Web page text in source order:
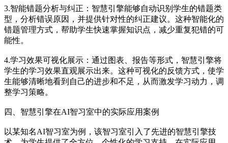
3.智能错题分析与纠正：智慧引擎能够自动识别学生的错题类
型，分析错误原因，并提供针对性的纠正建议。这种智能化的
错题管理方式，帮助学生快速掌握知识点，减少重复犯错的可
能性。
4.学习效果可视化展示：通过图表、报告等形式，智慧引擎将
学生的学习效果直观展示出来。这种可视化的反馈方式，使学
生能够清晰地看到自己的进步和不足，从而激发学习动力，调
整学习策略。
四、智慧引擎在AI智习室中的实际应用案例
以某知名AI智习室为例，该智习室引入了先进的智慧引擎技